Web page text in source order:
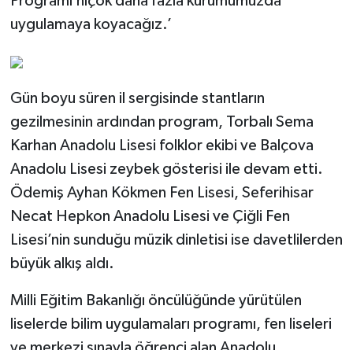
uygulamaya koyacağız.’
Gün boyu süren il sergisinde stantların
gezilmesinin ardından program, Torbalı Sema
Karhan Anadolu Lisesi folklor ekibi ve Balçova
Anadolu Lisesi zeybek gösterisi ile devam etti.
Ödemiş Ayhan Kökmen Fen Lisesi, Seferihisar
Necat Hepkon Anadolu Lisesi ve Çiğli Fen
Lisesi’nin sunduğu müzik dinletisi ise davetlilerden
büyük alkış aldı.
Milli Eğitim Bakanlığı öncülüğünde yürütülen
liselerde bilim uygulamaları programı, fen liseleri